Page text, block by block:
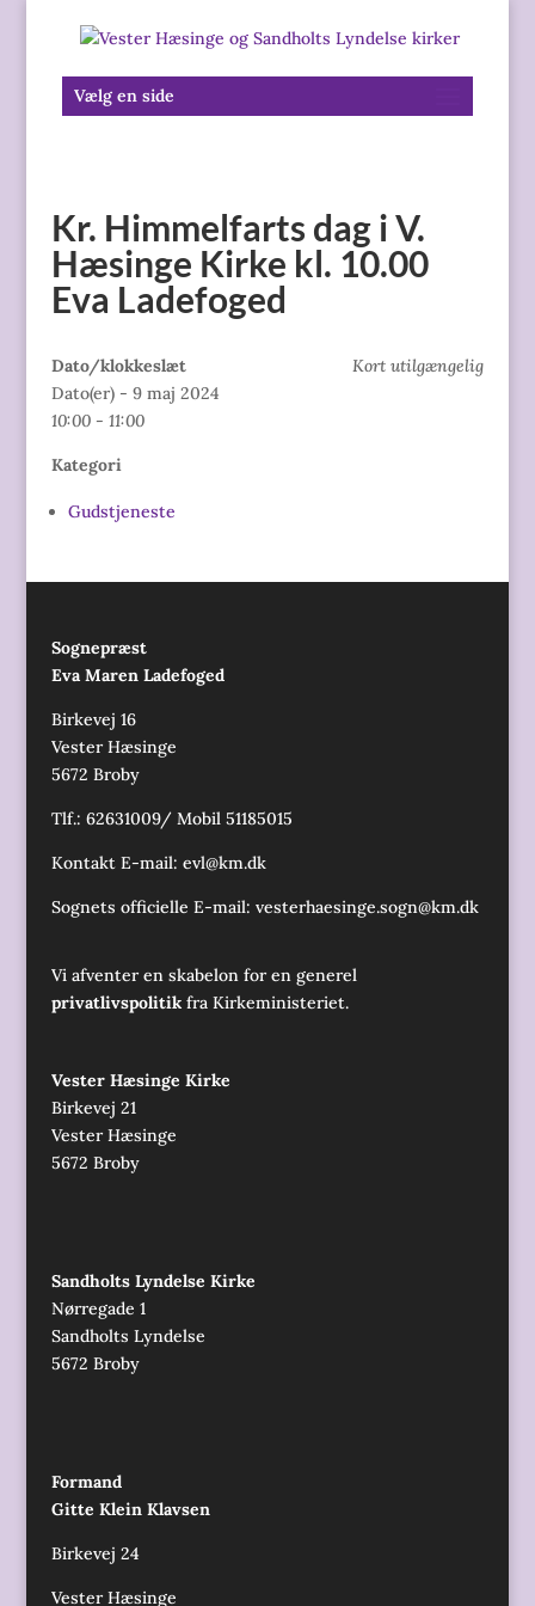
Vælg en side
Kr. Himmelfarts dag i V.
Hæsinge Kirke kl. 10.00
Eva Ladefoged
Kort utilgængelig
Dato/klokkeslæt
Dato(er) - 9 maj 2024
10:00 - 11:00
Kategori
Gudstjeneste
Sognepræst
Eva Maren Ladefoged
Birkevej 16
Vester Hæsinge
5672 Broby
Tlf.: 62631009/ Mobil 51185015
Kontakt E-mail: evl@km.dk
Sognets officielle E-mail: vesterhaesinge.sogn@km.dk
Vi afventer en skabelon for en generel
privatlivspolitikfra Kirkeministeriet.
Vester Hæsinge Kirke
Birkevej 21
Vester Hæsinge
5672 Broby
Sandholts Lyndelse Kirke
Nørregade 1
Sandholts Lyndelse
5672 Broby
Formand
Gitte Klein Klavsen
Birkevej 24
Vester Hæsinge